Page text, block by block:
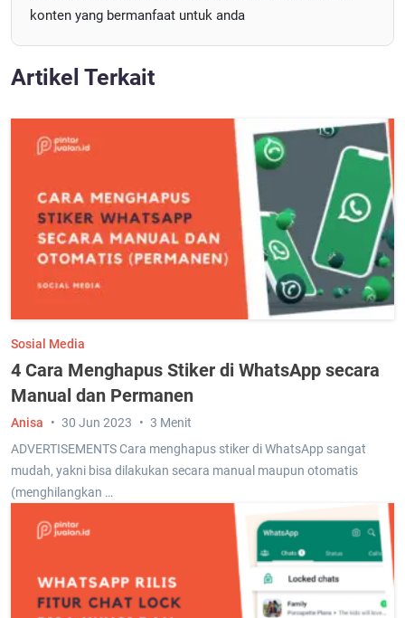
konten yang bermanfaat untuk anda
Artikel Terkait
Sosial Media
4 Cara Menghapus Stiker di WhatsApp secara
Manual dan Permanen
ADVERTISEMENTS Cara menghapus stiker di WhatsApp sangat
mudah, yakni bisa dilakukan secara manual maupun otomatis
(menghilangkan …
Anisa 30 Jun 2023 3 Menit